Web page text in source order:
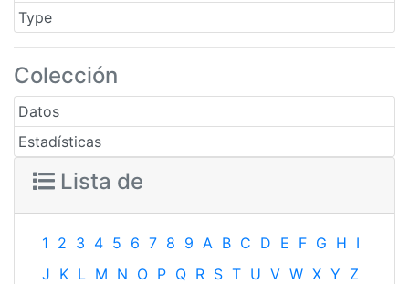
Type
Colección
Datos
Estadísticas
Lista de
1 2 3 4 5 6 7 8 9 A B C D E F G H I
J K L M N O P Q R S T U V W X Y Z